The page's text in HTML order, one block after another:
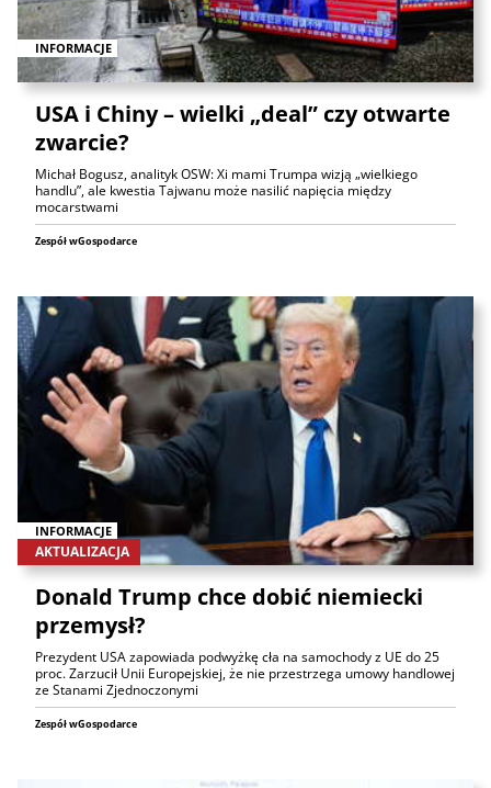
INFORMACJE
USA i Chiny – wielki „deal” czy otwarte
zwarcie?
Michał Bogusz, analityk OSW: Xi mami Trumpa wizją „wielkiego
handlu”, ale kwestia Tajwanu może nasilić napięcia między
mocarstwami
Zespół wGospodarce
INFORMACJE
AKTUALIZACJA
Donald Trump chce dobić niemiecki
przemysł?
Prezydent USA zapowiada podwyżkę cła na samochody z UE do 25
proc. Zarzucił Unii Europejskiej, że nie przestrzega umowy handlowej
ze Stanami Zjednoczonymi
Zespół wGospodarce